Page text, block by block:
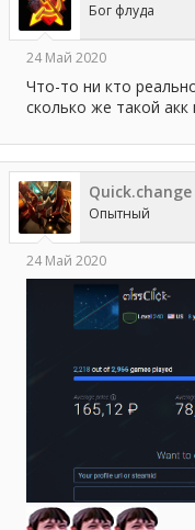
Бог флуда
24 Май 2020
Что-то ни кто
сколько же такой акк
Quick.change
Опытный
24 Май 2020